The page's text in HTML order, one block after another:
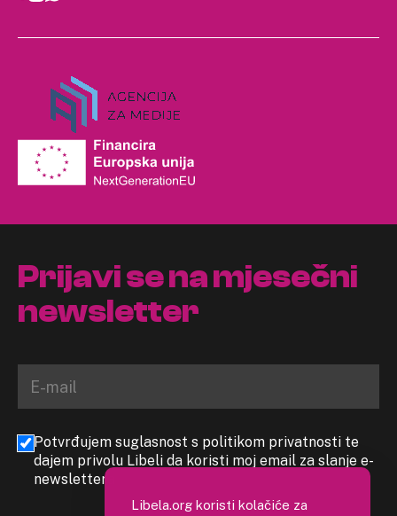
Prijavi se na mjesečni
newsletter
Potvrđujem suglasnost s politikom privatnosti te
dajem privolu Libeli da koristi moj email za slanje e-
newslettera
Libela.org koristi kolačiće za